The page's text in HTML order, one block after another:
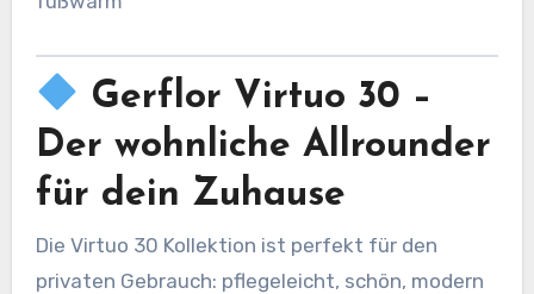
Gerflor Virtuo 30 –
Der wohnliche Allrounder
für dein Zuhause
Die Virtuo 30 Kollektion ist perfekt für den
privaten Gebrauch: pflegeleicht, schön, modern